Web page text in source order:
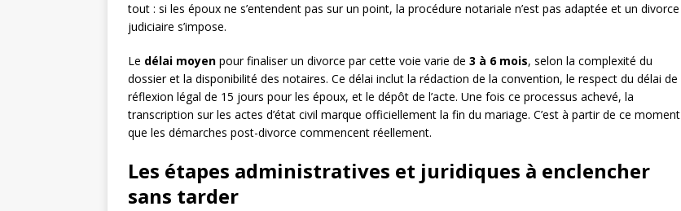
tout : si les époux ne s’entendent pas sur un point, la procédure notariale n’est pas adaptée et un divorce
judiciaire s’impose.
Le délai moyen pour finaliser un divorce par cette voie varie de 3 à 6 mois, selon la complexité du
dossier et la disponibilité des notaires. Ce délai inclut la rédaction de la convention, le respect du délai de
réflexion légal de 15 jours pour les époux, et le dépôt de l’acte. Une fois ce processus achevé, la
transcription sur les actes d’état civil marque officiellement la fin du mariage. C’est à partir de ce moment
que les démarches post-divorce commencent réellement.
Les étapes administratives et juridiques à enclencher
sans tarder